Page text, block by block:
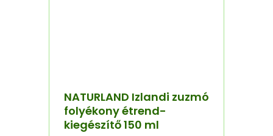
NATURLAND Izlandi zuzmó
folyékony étrend-
kiegészítő 150 ml